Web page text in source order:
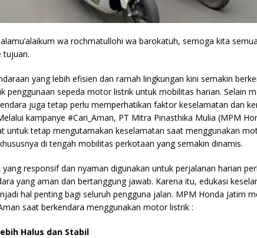
wa rochmatullohi wa barokatuh, semoga kita
tujuan.
yang lebih efisien dan ramah lingkungan kini semakin
penggunaan sepeda motor listrik untuk mobilitas harian. Selain
juga tetap perlu memperhatikan faktor keselamatan dan
kampanye #Cari_Aman, PT Mitra Pinasthika Mulia (MPM
untuk tetap mengutamakan keselamatan saat menggunakan
di tengah mobilitas perkotaan yang semakin dinamis.
responsif dan nyaman digunakan untuk perjalanan harian
yang aman dan bertanggung jawab. Karena itu, edukasi
hal penting bagi seluruh pengguna jalan. MPM Honda Jatim
saat berkendara menggunakan motor listrik :
Halus dan Stabil